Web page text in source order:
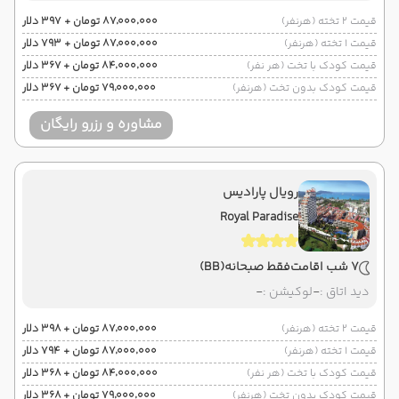
قیمت 2 تخته (هرنفر)
۸۷٬۰۰۰٬۰۰۰ تومان + ۳۹۷ دلار
قیمت 1 تخته (هرنفر)
۸۷٬۰۰۰٬۰۰۰ تومان + ۷۹۳ دلار
قیمت کودک با تخت (هر نفر)
۸۴٬۰۰۰٬۰۰۰ تومان + ۳۶۷ دلار
قیمت کودک بدون تخت (هرنفر)
۷۹٬۰۰۰٬۰۰۰ تومان + ۳۶۷ دلار
مشاوره و رزرو رایگان
رویال پارادیس
Royal Paradise
7 شب اقامت فقط صبحانه(BB)
دید اتاق :-لوکیشن :-
قیمت 2 تخته (هرنفر)
۸۷٬۰۰۰٬۰۰۰ تومان + ۳۹۸ دلار
قیمت 1 تخته (هرنفر)
۸۷٬۰۰۰٬۰۰۰ تومان + ۷۹۴ دلار
قیمت کودک با تخت (هر نفر)
۸۴٬۰۰۰٬۰۰۰ تومان + ۳۶۸ دلار